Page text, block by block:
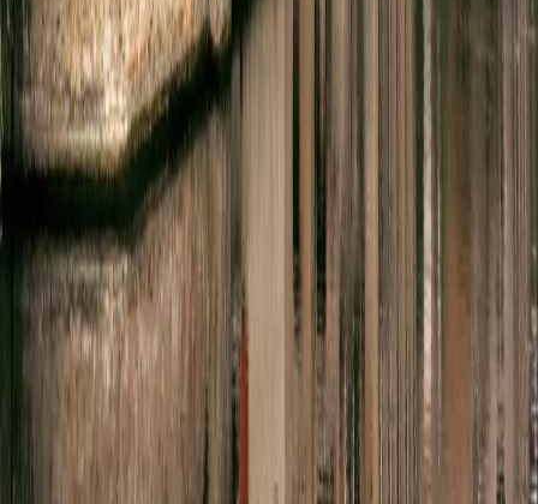
여행지
스타일
신발끈 정보
문의전화 02-333-4151
상담시간평일 09:30 ~ 17:30 (주말·공휴일 휴무)
입금안내
하나은행 298-910003-08304 신발끈
서울시 마포구 와우산로 24길 9(창전동 436-28) 신발끈여행사
신발끈여행사는 일반여행업 보증보험, 기획여행업 보증보험에 가입되
대표자 장영복 사업자 등록번호 105-81-66169 통신판매업신고번
호 제2008-서울마포-01080호
개인정보취급방침
여행약관 해외여행자보험 | 주의사
shoetour@shoestring.kr